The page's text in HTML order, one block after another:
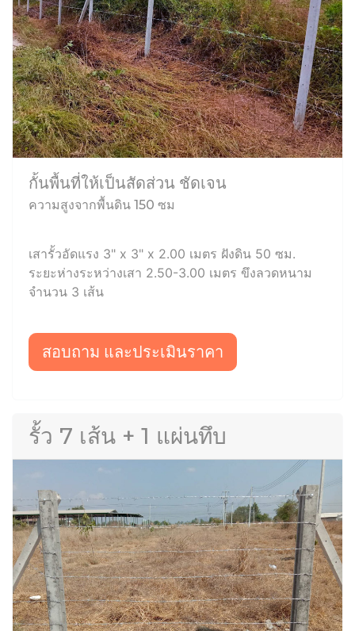
กั้นพื้นที่ให้เป็นสัดส่วน ชัดเจน
ความสูงจากพื้นดิน 150 ซม
เสารั้วอัดแรง 3" x 3" x 2.00 เมตร ฝังดิน 50 ซม.
ระยะห่างระหว่างเสา 2.50-3.00 เมตร ขึงลวดหนาม
จำนวน 3 เส้น
สอบถาม และประเมินราคา
รั้ว 7 เส้น + 1 แผ่นทึบ